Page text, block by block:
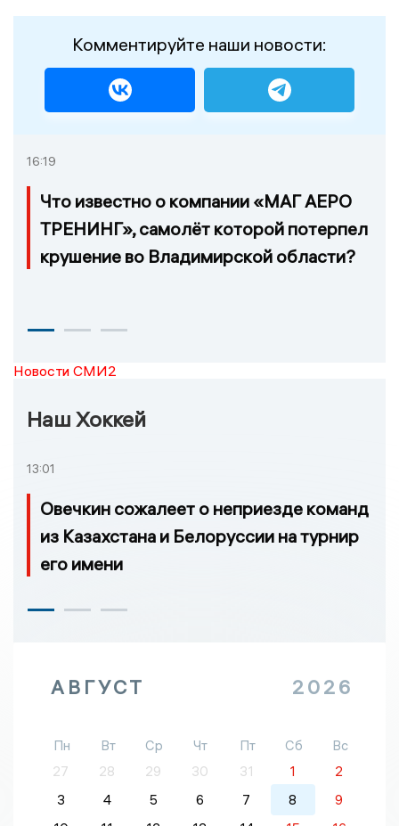
Комментируйте наши новости:
16:19
Что известно о компании «МАГ АЕРО
ТРЕНИНГ», самолёт которой потерпел
крушение во Владимирской области?
Новости СМИ2
Наш Хоккей
13:01
Овечкин сожалеет о неприезде команд
из Казахстана и Белоруссии на турнир
его имени
АВГУСТ 2026
Пн Вт Ср Чт Пт Сб
Вс
27
28 29 30 31 1
2
3
4 5 6 7 8
9